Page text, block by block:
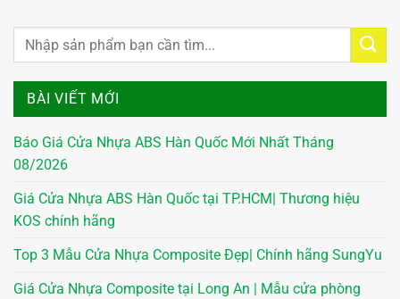
BÀI VIẾT MỚI
Báo Giá Cửa Nhựa ABS Hàn Quốc Mới Nhất Tháng
08/2026
Giá Cửa Nhựa ABS Hàn Quốc tại TP.HCM| Thương hiệu
KOS chính hãng
Top 3 Mẫu Cửa Nhựa Composite Đẹp| Chính hãng SungYu
Giá Cửa Nhựa Composite tại Long An | Mẫu cửa phòng